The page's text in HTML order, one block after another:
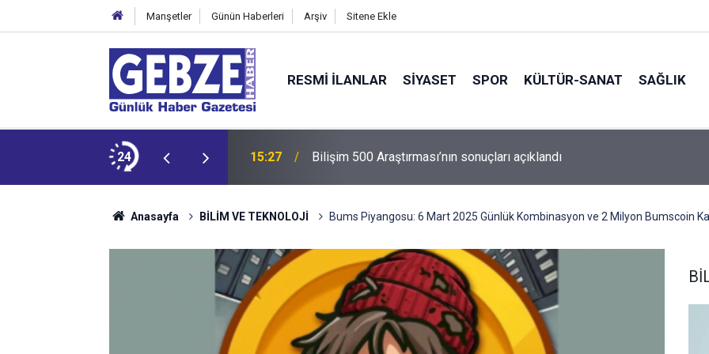
Manşetler Günün Haberleri Arşiv Sitene Ekle
RESMI İLANLAR SİYASET SPOR KÜLTÜR-SANAT SAĞLIK
24 15:27 Bilişim 500 Araştırması’nın sonuçları açıklandı
Anasayfa BİLİM VE TEKNOLOJİ Bums Piyangosu: 6 Mart 2025 Günlük Kombinasyon ve 2 Milyon Bumscoin